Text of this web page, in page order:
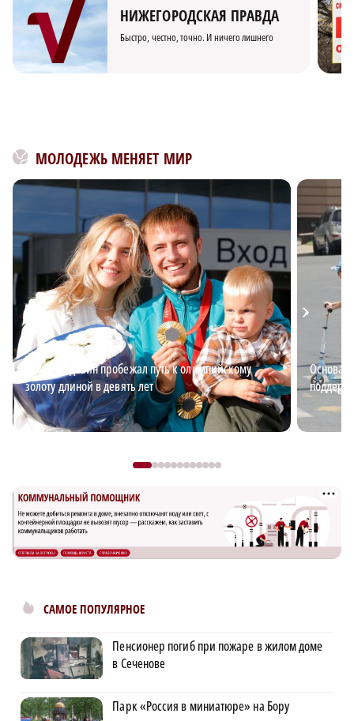
НИЖЕГОРОДСКАЯ ПРАВДА
Быстро, честно, точно. И ничего лишнего
МОЛОДЕЖЬ МЕНЯЕТ МИР
Андрей Вдовин пробежал путь к олимпийскому
золоту длиной в девять лет
Основа
САМОЕ ПОПУЛЯРНОЕ
Пенсионер погиб при пожаре в жилом доме
в Сеченове
Парк «Россия в миниатюре» на Бору
×